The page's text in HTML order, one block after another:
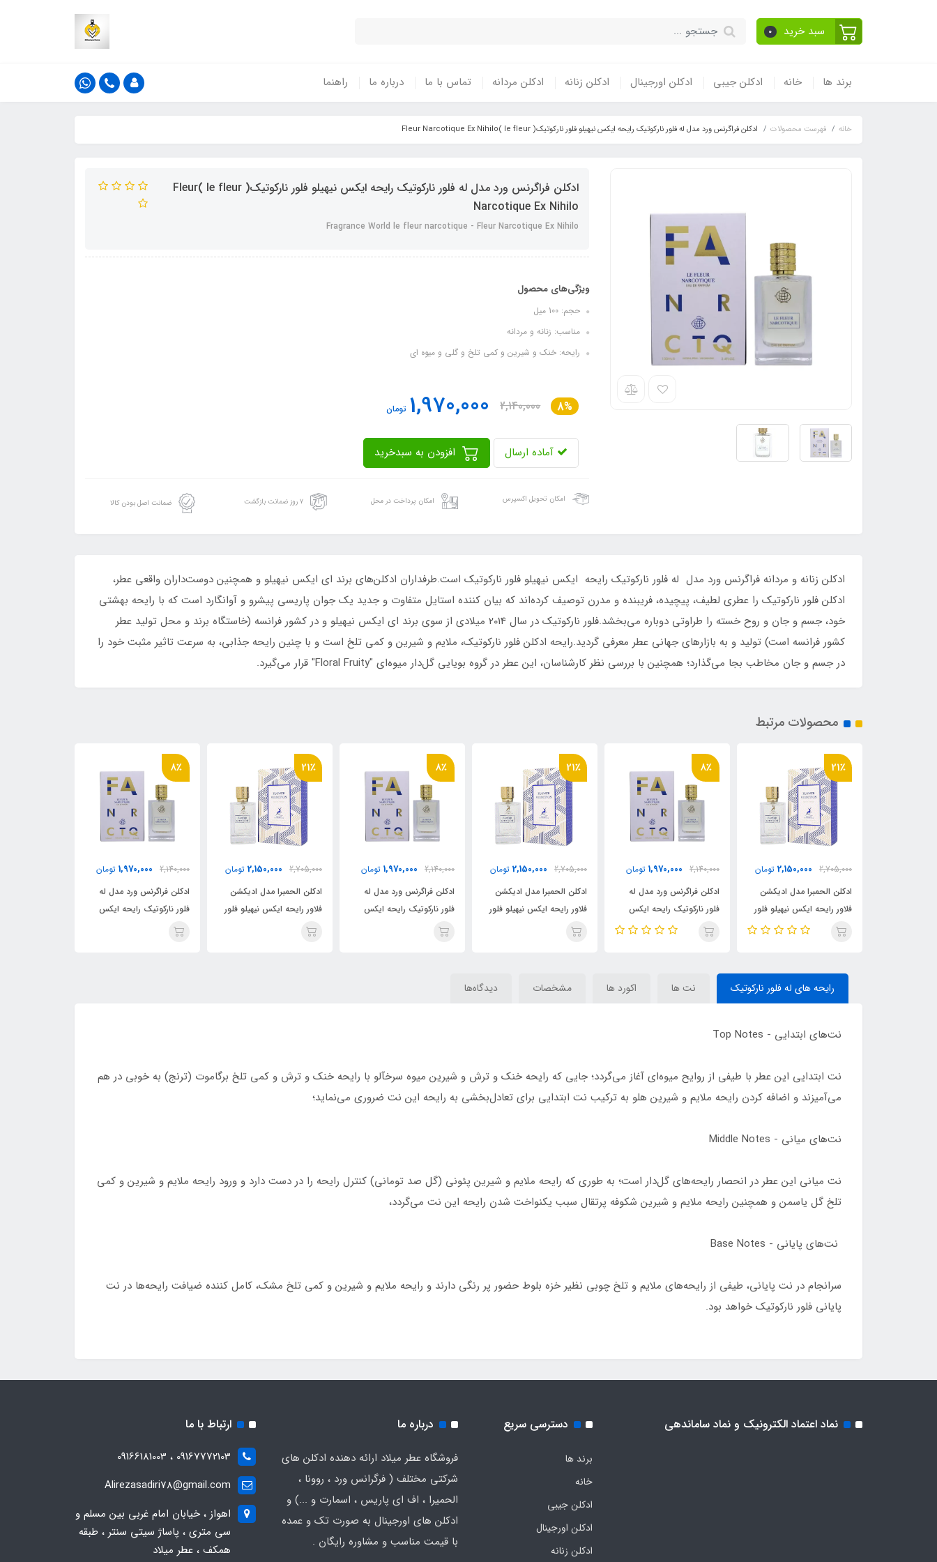
سبد خرید 0
برند ها خانه ادکلن جیبی ادکلن اورجینال ادکلن زنانه ادکلن مردانه تماس با ما درباره ما راهنما
خانه فهرست محصولات ادکلن فراگرنس ورد مدل له فلور نارکوتیک رایحه ایکس نیهیلو فلور نارکوتیک( le fleur )Fleur Narcotique Ex Nihilo
ادکلن فراگرنس ورد مدل له فلور نارکوتیک رایحه ایکس نیهیلو فلور نارکوتیک( le fleur )Fleur
Narcotique Ex Nihilo
Fragrance World le fleur narcotique - Fleur Narcotique Ex Nihilo
ویژگی‌های محصول
حجم: 100 میل
مناسب: زنانه و مردانه
رایحه: خنک و شیرین و کمی تلخ و گلی و میوه ای
8%
2,140,000
1,970,000 تومان
آماده ارسال
امکان تحویل اکسپرس امکان پرداخت در محل ۷ روز ضمانت بازگشت ضمانت اصل بودن کالا
ادکلن زنانه و مردانه فراگرنس ورد مدل له فلور نارکوتیک رایحه ایکس نیهیلو فلور نارکوتیک است.طرفداران ادکلن‌های برند ای ایکس نیهیلو و همچنین دوست‌داران واقعی عطر،
ادکلن فلور نارکوتیک را عطری لطیف، پیچیده، فریبنده و مدرن توصیف کرده‌اند که بیان کننده استایل متفاوت و جدید یک جوان پاریسی پیشرو و آوانگارد است که با رایحه بهشتی
خود، جسم و جان و روح خسته را طراوتی دوباره می‌بخشد.فلور نارکوتیک در سال 2014 میلادی از سوی برند ای ایکس نیهیلو و در کشور فرانسه (خاستگاه برند و محل تولید عطر
کشور فرانسه است) تولید و به بازارهای جهانی عطر معرفی گردید.رایحه ادکلن فلور نارکوتیک، ملایم و شیرین و کمی تلخ است و با چنین رایحه جذابی، به سرعت تاثیر مثبت خود را
در جسم و جان مخاطب بجا می‌گذارد؛ همچنین با بررسی نظر کارشناسان، این عطر در گروه بویایی گل‌دار میوه‌ای "Floral Fruity" قرار می‌گیرد.
محصولات مرتبط
8٪
2,140,000
1,970,000 تومان
ادکلن فراگرنس ورد مدل له
فلور نارکوتیک رایحه ایکس
نیهیلو فلور نارکوتیک( le fleur
21٪
2,705,000
2,150,000 تومان
ادکلن الحمبرا مدل ادیکشن
فلاور رایحه ایکس نیهیلو فلور
نارکوتیک (Flower
8٪
2,140,000
1,970,000 تومان
ادکلن فراگرنس ورد مدل له
فلور نارکوتیک رایحه ایکس
21٪
2,705,000
2,150,000 تومان
ادکلن الحمبرا مدل ادیکشن
فلاور رایحه ایکس نیهیلو فلور
8٪
2,140,000
1,970,000 تومان
ادکلن فراگرنس ورد مدل له
فلور نارکوتیک رایحه ایکس
21٪
2,705,000
2,150,000 تومان
ادکلن الحمبرا مدل ادیکشن
فلاور رایحه ایکس نیهیلو فلور
رایحه های له فلور نارکوتیک نت ها اکورد ها مشخصات دیدگاه‌ها
نت‌های ابتدایی - Top Notes
نت ابتدایی این عطر با طیفی از روایح میوه‌ای آغاز می‌گردد؛ جایی که رایحه خنک و ترش و شیرین میوه سرخآلو با رایحه خنک و ترش و کمی تلخ برگاموت (ترنج) به خوبی در هم
می‌آمیزند و اضافه کردن رایحه ملایم و شیرین هلو به ترکیب نت ابتدایی برای تعادل‌بخشی به رایحه این نت ضروری می‌نماید؛
نت‌های میانی - Middle Notes
نت میانی این عطر در انحصار رایحه‌های گل‌دار است؛ به طوری که رایحه ملایم و شیرین پئونی (گل صد تومانی) کنترل رایحه را در دست دارد و ورود رایحه ملایم و شیرین و کمی
تلخ گل یاسمن و همچنین رایحه ملایم و شیرین شکوفه پرتقال سبب یکنواخت شدن رایحه این نت می‌گردد،
نت‌های پایانی - Base Notes
سرانجام در نت پایانی، طیفی از رایحه‌های ملایم و تلخ چوبی نظیر خزه بلوط حضور پر رنگی دارند و رایحه ملایم و شیرین و کمی تلخ مشک، کامل کننده ضیافت رایحه‌ها در نت
پایانی فلور نارکوتیک خواهد بود.
نماد اعتماد الکترونیک و نماد ساماندهی دسترسی سریع
برند ها
خانه
ادکلن جیبی
ادکلن اورجینال
ادکلن زنانه
درباره ما
فروشگاه عطر میلاد ارائه دهنده ادکلن های
شرکتی مختلف ( فرگرانس ورد ، روونا ،
الحمیرا ، اف ای پاریس ، اسمارت و ...) و
ادکلن های اورجینال به صورت تک و عمده
با قیمت مناسب و مشاوره رایگان .
ارتباط با ما
09167772103 ، 09166181003
Alirezasadiri78@gmail.com
اهواز ، خیابان امام غربی بین مسلم و
سی متری ، پاساژ سیتی سنتر ، طبقه
همکف ، عطر میلاد